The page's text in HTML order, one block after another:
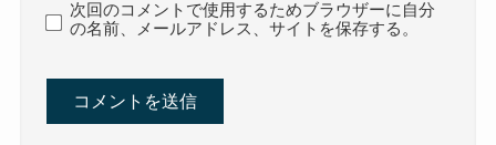
次回のコメントで使用するためブラウザーに自分
の名前、メールアドレス、サイトを保存する。